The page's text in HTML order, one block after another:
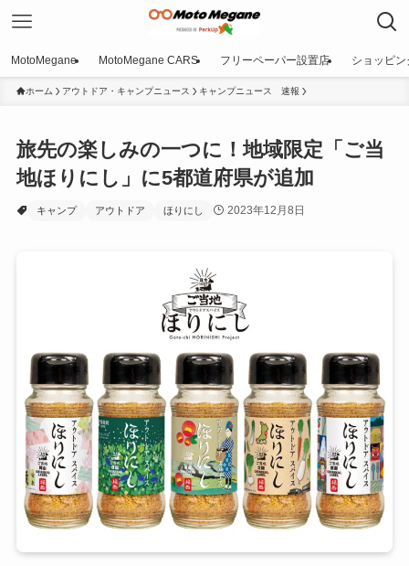
MotoMegane MotoMegane CARS フリーペーパー設置店 ショッピン
ホーム アウトドア・キャンプニュース キャンプニュース 速報
旅先の楽しみの一つに！地域限定「ご当
地ほりにし」に5都道府県が追加
キャンプ アウトドア ほりにし 2023年12月8日